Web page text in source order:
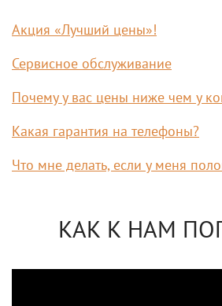
Акция «Лучший цены»!
Сервисное обслуживание
Почему у вас цены ниже чем у
Какая гарантия на телефоны?
Что мне делать, если у меня
КАК К НАМ